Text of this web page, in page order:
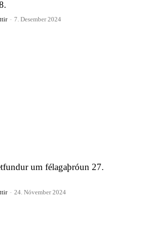
- 7. Desember 2024
um félagaþróun 27.
- 24. Nóvember 2024